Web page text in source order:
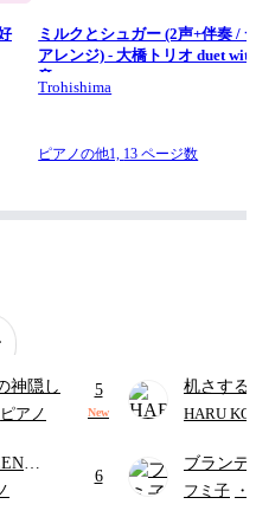
ミルクとシュガー (2声+伴奏 /
アレンジ) - 大橋トリオ duet
音
Trohishima
ピアノの他1, 13 ページ数
神隠し
ピアノ
5
New
机さする
HARU
6
ブラン
ハン・ゼ
フミ子 ・